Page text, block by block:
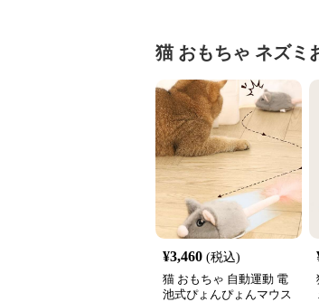
猫 おもちゃ ネズミ
¥3,460 (税込)
猫 おもちゃ 自動運動 電
池式ぴょんぴょんマウス